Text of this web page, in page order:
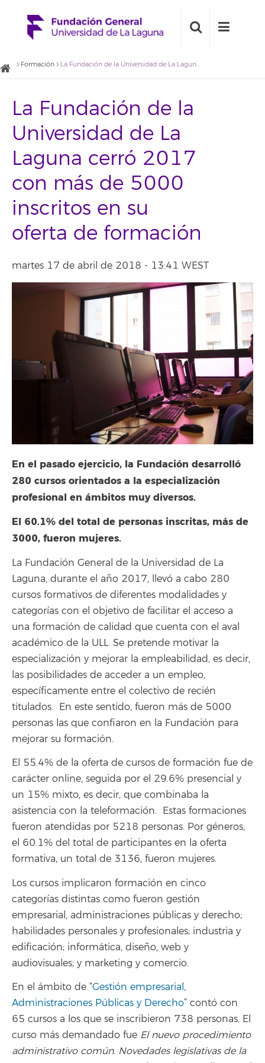
Formación La Fundación de la Universidad de La Laguna cerró 2017 con más de 5000 inscritos en su oferta de formación
La Fundación de la
Universidad de La
Laguna cerró 2017
con más de 5000
inscritos en su
oferta de formación
martes 17 de abril de 2018 - 13:41 WEST
En el pasado ejercicio, la Fundación desarrolló
280 cursos orientados a la especialización
profesional en ámbitos muy diversos.
El 60.1% del total de personas inscritas, más de
3000, fueron mujeres.
La Fundación General de la Universidad de La
Laguna, durante el año 2017, llevó a cabo 280
cursos formativos de diferentes modalidades y
categorías con el objetivo de facilitar el acceso a
una formación de calidad que cuenta con el aval
académico de la ULL. Se pretende motivar la
especialización y mejorar la empleabilidad, es decir,
las posibilidades de acceder a un empleo,
específicamente entre el colectivo de recién
titulados. En este sentido, fueron más de 5000
personas las que confiaron en la Fundación para
mejorar su formación.
El 55.4% de la oferta de cursos de formación fue de
carácter online, seguida por el 29.6% presencial y
un 15% mixto, es decir, que combinaba la
asistencia con la teleformación. Estas formaciones
fueron atendidas por 5218 personas. Por géneros,
el 60.1% del total de participantes en la oferta
formativa, un total de 3136, fueron mujeres.
Los cursos implicaron formación en cinco
categorías distintas como fueron gestión
empresarial, administraciones públicas y derecho;
habilidades personales y profesionales; industria y
edificación; informática, diseño, web y
audiovisuales; y marketing y comercio.
En el ámbito de “Gestión empresarial,
Administraciones Públicas y Derecho” contó con
65 cursos a los que se inscribieron 738 personas. El
curso más demandado fue El nuevo procedimiento
administrativo común. Novedades legislativas de la